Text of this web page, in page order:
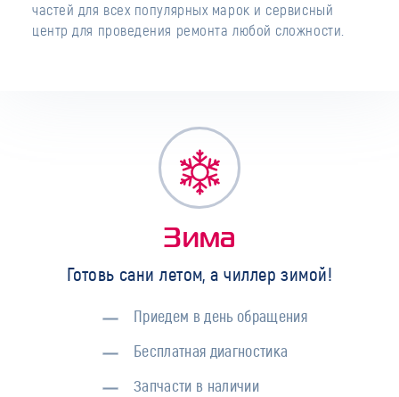
частей для всех популярных марок и сервисный
центр для проведения ремонта любой сложности.
Зима
Готовь сани летом, а чиллер зимой!
Приедем в день обращения
Бесплатная диагностика
Запчасти в наличии